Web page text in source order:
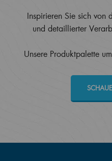
Inspirieren Sie sich von
und detaillierter
Unsere Produktpalette